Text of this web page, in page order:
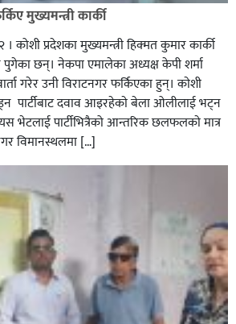
मुख्यमन्त्री कार्की
कोशी प्रदेशका मुख्यमन्त्री हिक्मत कुमार कार्की
पुगेका छन्। नेकपा एमालेका अध्यक्ष केपी शर्मा
गरेर उनी विराटनगर फर्किएका हुन्। काेशी
पार्टीबाट दवाव आइरहेकाे बेला ओलीलाई भट्न
भेटलाई पार्टीभित्रैको आन्तरिक छलफलकाे मात्र
विमानस्थलमा […]